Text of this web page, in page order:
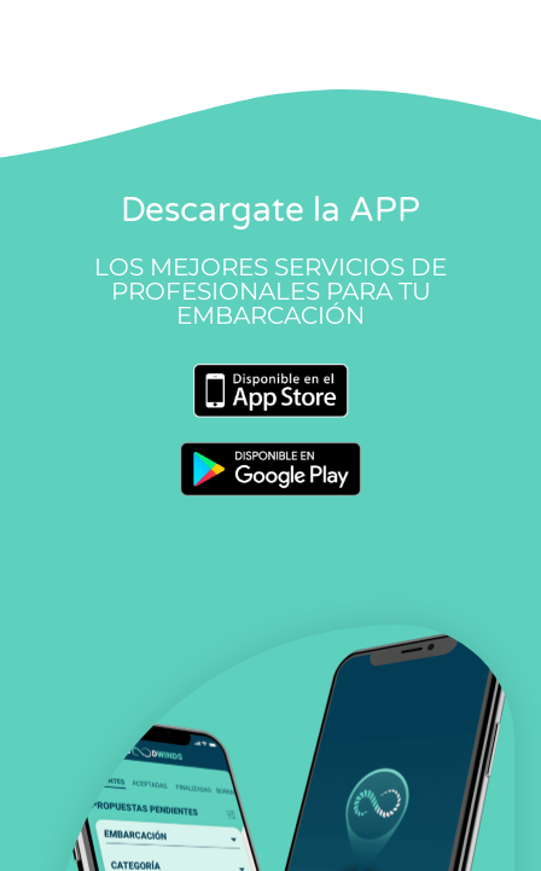
Descargate la APP
LOS MEJORES SERVICIOS DE
PROFESIONALES PARA TU
EMBARCACIÓN